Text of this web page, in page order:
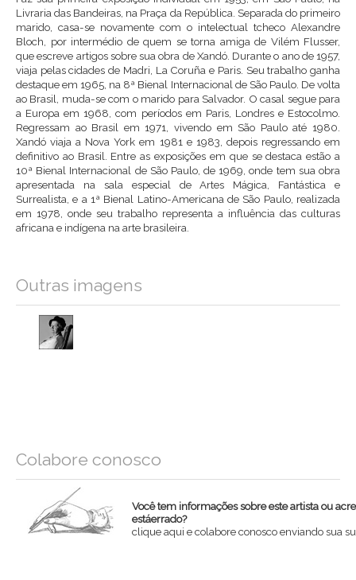
Livraria das Bandeiras, na Praça da República. Separada do primeiro
marido, casa-se novamente com o intelectual tcheco Alexandre
Bloch, por intermédio de quem se torna amiga de Vilém Flusser,
que escreve artigos sobre sua obra de Xandó. Durante o ano de 1957,
viaja pelas cidades de Madri, La Coruña e Paris. Seu trabalho ganha
destaque em 1965, na 8ª Bienal Internacional de São Paulo. De volta
ao Brasil, muda-se com o marido para Salvador. O casal segue para
a Europa em 1968, com períodos em Paris, Londres e Estocolmo.
Regressam ao Brasil em 1971, vivendo em São Paulo até 1980.
Xandó viaja a Nova York em 1981 e 1983, depois regressando em
definitivo ao Brasil. Entre as exposições em que se destaca estão a
10ª Bienal Internacional de São Paulo, de 1969, onde tem sua obra
apresentada na sala especial de Artes Mágica, Fantástica e
Surrealista, e a 1ª Bienal Latino-Americana de São Paulo, realizada
em 1978, onde seu trabalho representa a influência das culturas
africana e indígena na arte brasileira.
Outras imagens
Colabore conosco
Você tem informações sobre este artista ou
estáerrado?
clique aqui e colabore conosco enviando sua